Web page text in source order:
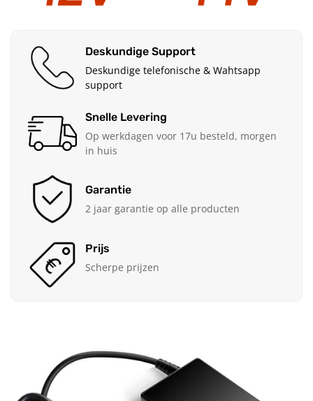
Deskundige Support
Deskundige telefonische & Wahtsapp
support
Snelle Levering
Op werkdagen voor 17u besteld, morgen
in huis
Garantie
2 jaar garantie op alle producten
Prijs
Scherpe prijzen